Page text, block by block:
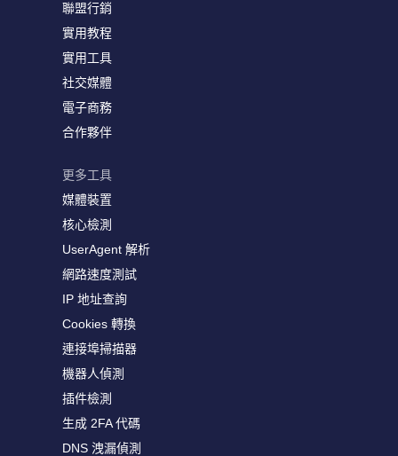
聯盟行銷
實用教程
實用工具
社交媒體
電子商務
合作夥伴
更多工具
媒體裝置
核心檢測
UserAgent 解析
網路速度測試
IP 地址查詢
Cookies 轉換
連接埠掃描器
機器人偵測
插件檢測
生成 2FA 代碼
DNS 洩漏偵測